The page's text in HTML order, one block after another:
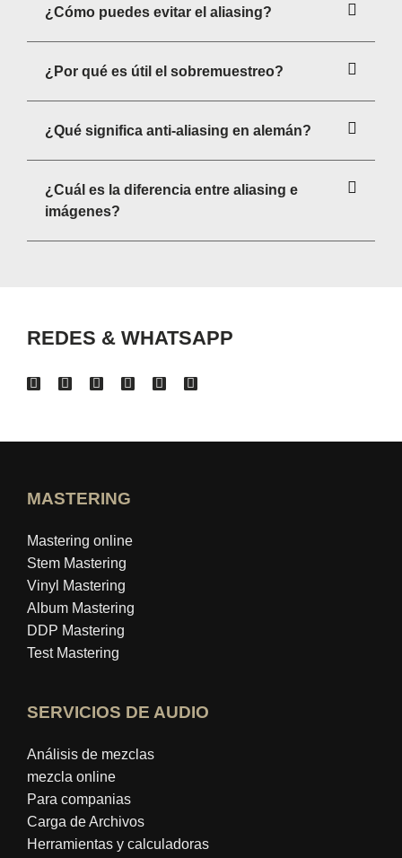
¿Cómo puedes evitar el aliasing?
¿Por qué es útil el sobremuestreo?
¿Qué significa anti-aliasing en alemán?
¿Cuál es la diferencia entre aliasing e
imágenes?
REDES & WHATSAPP
MASTERING
Mastering online
Stem Mastering
Vinyl Mastering
Album Mastering
DDP Mastering
Test Mastering
SERVICIOS DE AUDIO
Análisis de mezclas
mezcla online
Para companias
Carga de Archivos
Herramientas y calculadoras